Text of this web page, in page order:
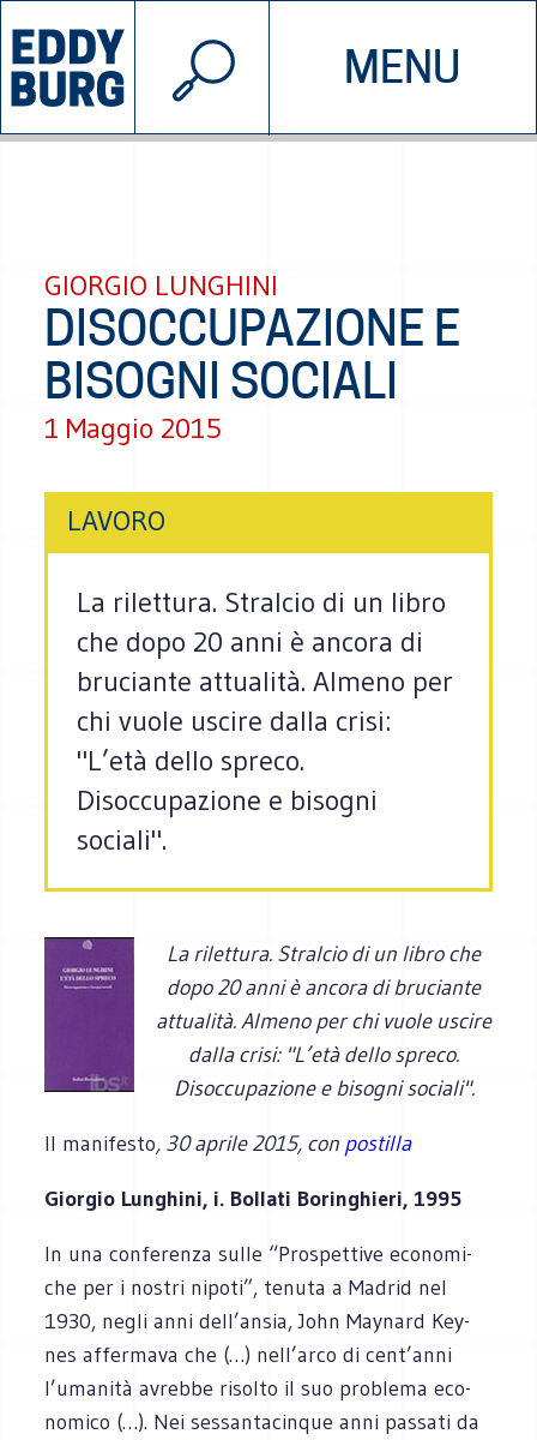
MENU
INIZIATIVE CHI SIAMO
© 2026 EDDYBURG
GIORGIO LUNGHINI
DISOCCUPAZIONE E
BISOGNI SOCIALI
1 Maggio 2015
LAVORO
La rilettura. Stralcio di un libro
che dopo 20 anni è ancora di
bruciante attualità. Almeno per
chi vuole uscire dalla crisi:
"L’età dello spreco.
Disoccupazione e bisogni
sociali".
La rilettura. Stralcio di un libro che
dopo 20 anni è ancora di bruciante
attualità. Almeno per chi vuole uscire
dalla crisi: "L’età dello spreco.
Disoccupazione e bisogni sociali".
Il manifesto, 30 aprile 2015, con postilla
Giorgio Lunghini, i. Bollati Boringhieri, 1995
In una con­fe­renza sulle “Pro­spet­tive eco­no­mi­
che per i nostri nipoti”, tenuta a Madrid nel
1930, negli anni dell’ansia, John May­nard Key­
nes affer­mava che (…) nell’arco di cent’anni
l’umanità avrebbe risolto il suo pro­blema eco­
no­mico (…). Nei ses­san­ta­cin­que anni pas­sati da